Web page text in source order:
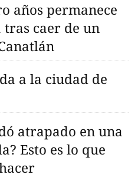
años permanece
caer de un
a la ciudad de
atrapado en una
Esto es lo que